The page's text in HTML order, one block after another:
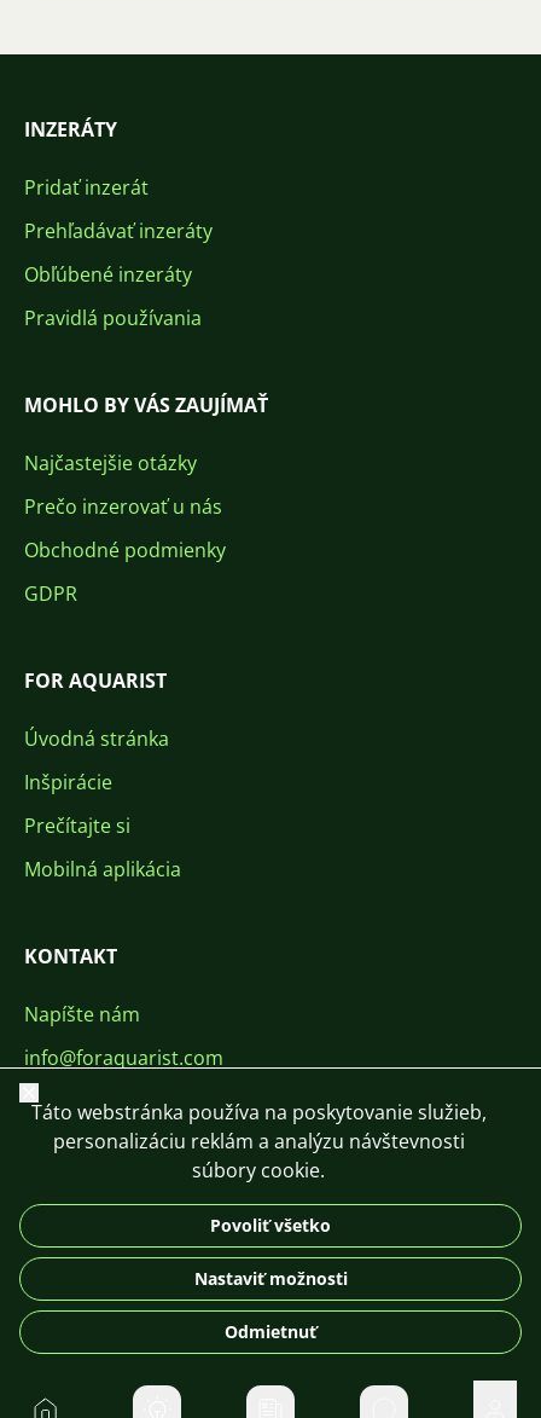
INZERÁTY
Pridať inzerát
Prehľadávať inzeráty
Obľúbené inzeráty
Pravidlá používania
MOHLO BY VÁS ZAUJÍMAŤ
Najčastejšie otázky
Prečo inzerovať u nás
Obchodné podmienky
GDPR
FOR AQUARIST
Úvodná stránka
Inšpirácie
Prečítajte si
Mobilná aplikácia
KONTAKT
Napíšte nám
info@foraquarist.com
+420 603 449 602
DE
© 2026 For Aquarist
Zavrieť
Táto webstránka používa na poskytovanie služieb,
personalizáciu reklám a analýzu návštevnosti
súbory cookie.
Povoliť všetko
Nastaviť možnosti
Odmietnuť